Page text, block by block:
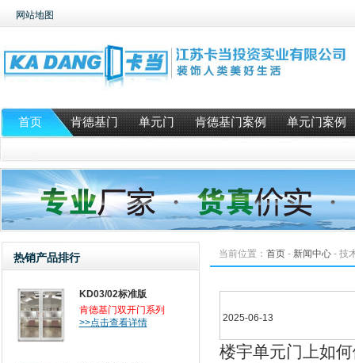
网站地图
首页 肯德基门 单元门 肯德基门案例 单元门案例
热销产品排行
KD03/02标准版
肯德基门双开门系列
>>点击查看详情
当前位置： 首页- 新闻中心- 技
2025-06-13
楼宇单元门上如